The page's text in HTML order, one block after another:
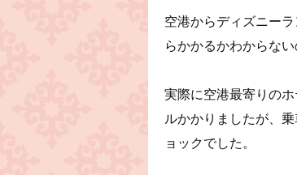
空港からディズニー
らかかるかわからない
実際に空港最寄りの
ルかかりましたが、
ョックでした。